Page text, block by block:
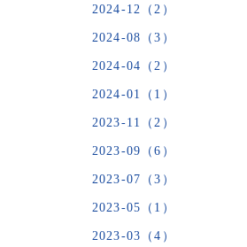
2024-12（2）
2024-08（3）
2024-04（2）
2024-01（1）
2023-11（2）
2023-09（6）
2023-07（3）
2023-05（1）
2023-03（4）